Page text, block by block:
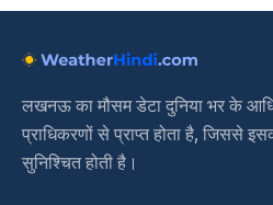
लखनऊ का मौसम डेटा दुनिया भर के
प्राधिकरणों से प्राप्त होता है, जिससे
सुनिश्चित होती है।